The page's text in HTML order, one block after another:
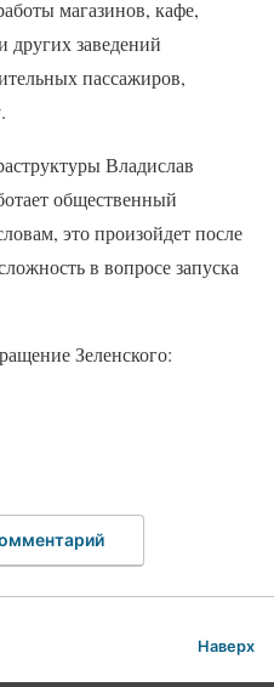
магазинов, кафе,
других заведений
пассажиров,
Владислав
общественный
это произойдет после
в вопросе запуска
Зеленского:
Наверх